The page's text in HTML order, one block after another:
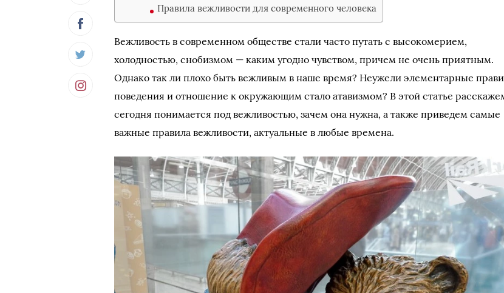
Правила вежливости для современного человека
Вежливость в современном обществе стали часто путать с высокомерием,
холодностью, снобизмом — каким угодно чувством, причем не очень приятным.
Однако так ли плохо быть вежливым в наше время? Неужели элементарные
поведения и отношение к окружающим стало атавизмом? В этой статье
сегодня понимается под вежливостью, зачем она нужна, а также приведем самые
важные правила вежливости, актуальные в любые времена.